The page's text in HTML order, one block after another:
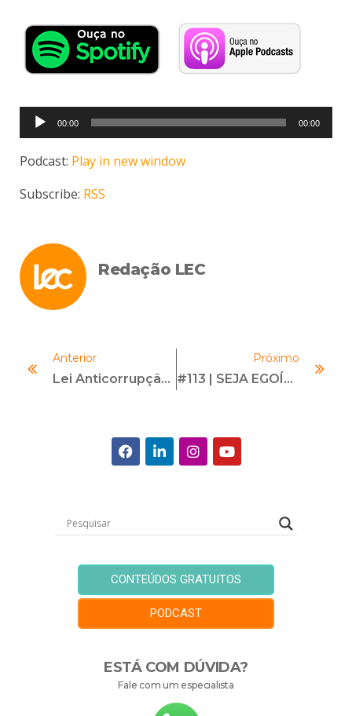
Tocador
de
áudio
00:00 00:00
Podcast: Play in new window
Subscribe: RSS
Redação LEC
Anterior
Lei Anticorrupção: 10 Anos De Aplicação Efetiva E Perspectivas Para O Futuro
Próximo
#113 | SEJA EGOÍSTA COM A SUA CARREIRA | Com Luciano Santos
CONTEÚDOS GRATUITOS
PODCAST
ESTÁ COM DÚVIDA?
Fale com um especialista